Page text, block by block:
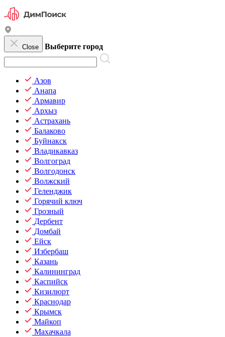
Close Выберите город
Азов
Анапа
Армавир
Архыз
Астрахань
Балаково
Буйнакск
Владикавказ
Волгоград
Волгодонск
Волжский
Геленджик
Горячий ключ
Грозный
Дербент
Домбай
Ейск
Избербаш
Казань
Калининград
Каспийск
Кизилюрт
Краснодар
Крымск
Майкоп
Махачкала